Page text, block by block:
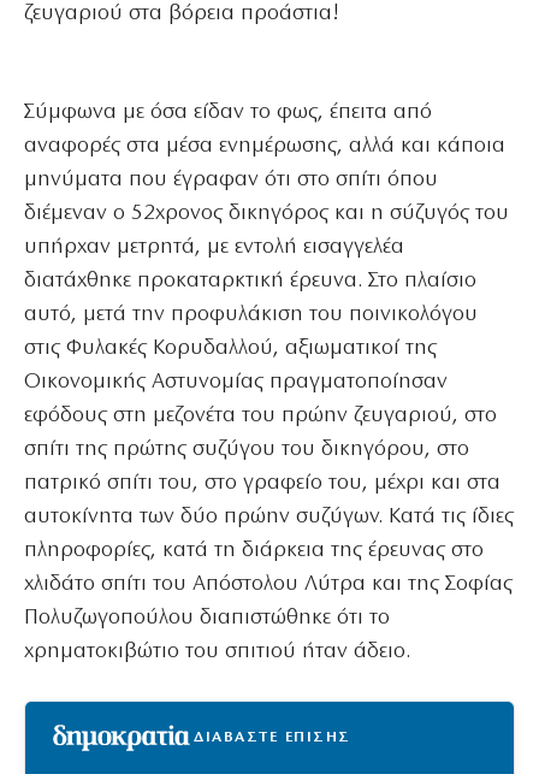
ζευγαριού στα βόρεια προάστια!
Σύμφωνα με όσα είδαν το φως, έπειτα από
αναφορές στα μέσα ενημέρωσης, αλλά και κάποια
μηνύματα που έγραφαν ότι στο σπίτι όπου
διέμεναν ο 52χρονος δικηγόρος και η σύζυγός του
υπήρχαν μετρητά, με εντολή εισαγγελέα
διατάχθηκε προκαταρκτική έρευνα. Στο πλαίσιο
αυτό, μετά την προφυλάκιση του ποινικολόγου
στις Φυλακές Κορυδαλλού, αξιωματικοί της
Οικονομικής Αστυνομίας πραγματοποίησαν
εφόδους στη μεζονέτα του πρώην ζευγαριού, στο
σπίτι της πρώτης συζύγου του δικηγόρου, στο
πατρικό σπίτι του, στο γραφείο του, μέχρι και στα
αυτοκίνητα των δύο πρώην συζύγων. Κατά τις ίδιες
πληροφορίες, κατά τη διάρκεια της έρευνας στο
χλιδάτο σπίτι του Απόστολου Λύτρα και της Σοφίας
Πολυζωγοπούλου διαπιστώθηκε ότι το
χρηματοκιβώτιο του σπιτιού ήταν άδειο.
ΔΙΑΒΑΣΤΕ ΕΠΙΣΗΣ